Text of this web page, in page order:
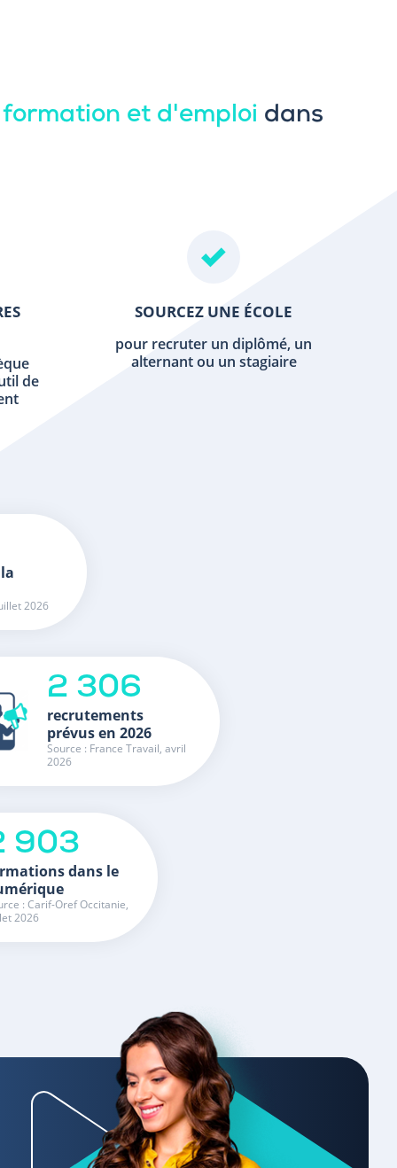
et d'emploi dans
de
SOURCEZ UNE ÉCOLE
pour recruter un diplômé, un
alternant ou un stagiaire
2026
2 306
recrutements
prévus en 2026
Source : France Travail, avril
2026
903
dans le
: Carif-Oref Occitanie,
2026